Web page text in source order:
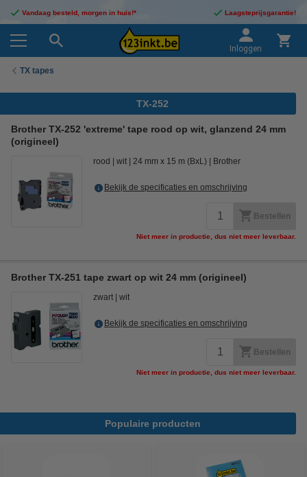
Vandaag besteld, morgen in huis!* Laagsteprijsgarantie!
Inloggen
TX tapes
TX-252
Brother TX-252 'extreme' tape rood op wit, glanzend 24 mm
(origineel)
rood wit 24 mm x 15 m (BxL) Brother
Bekijk de specificaties en omschrijving
Bestellen
Niet meer in productie, dus niet meer leverbaar.
Brother TX-251 tape zwart op wit 24 mm (origineel)
zwart wit
Bekijk de specificaties en omschrijving
Bestellen
Niet meer in productie, dus niet meer leverbaar.
Populaire producten